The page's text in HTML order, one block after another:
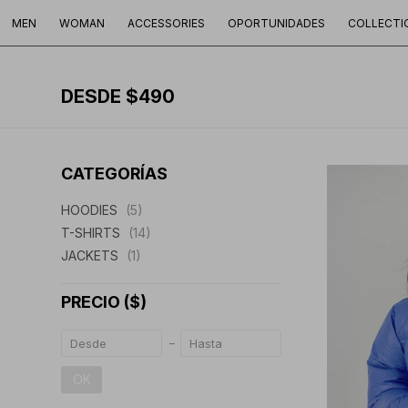
MEN WOMAN ACCESSORIES OPORTUNIDADES
DESDE $490
CATEGORÍAS
HOODIES
(5)
T-SHIRTS
(14)
JACKETS
(1)
PRECIO ($)